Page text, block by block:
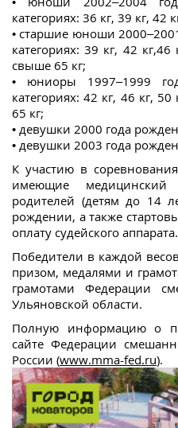
категориях: 36 кг, 39 кг, 42
• старшие юноши
категориях: 39 кг, 42
свыше 65 кг;
• юниоры 1997–1999
категориях: 42 кг, 46 кг,
65 кг;
• девушки 2000 года
• девушки 2003 года
К участию в
имеющие
родителей (детям до 14
рождении, а также
оплату судейского аппарата.
Победители в каждой
призом, медалями и
грамотами Федерации
Ульяновской области.
Полную информацию о
сайте Федерации
России (www.mma-fed.ru).